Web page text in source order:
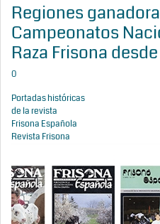
Regiones
Campeonatos
Raza Frisona
0
Portadas históricas
de la revista
Frisona Española
Revista Frisona